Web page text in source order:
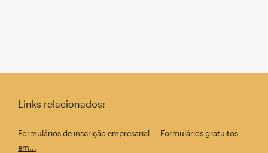
Links relacionados:
Formulários de inscrição empresarial — Formulários gratuitos
em...